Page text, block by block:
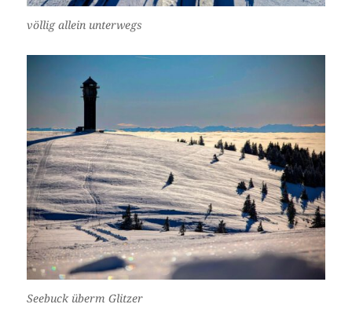
völlig allein unterwegs
Seebuck überm Glitzer